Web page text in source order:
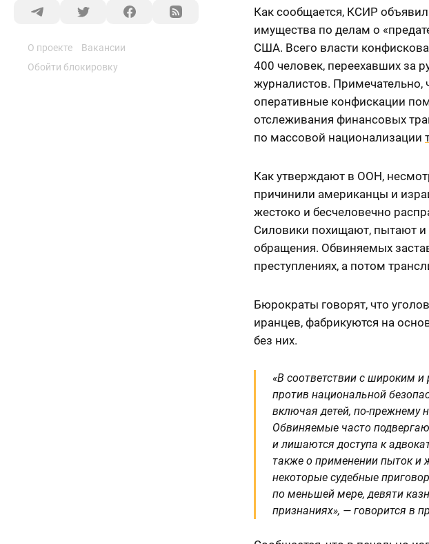
О проекте
Вакансии
Обойти блокировку
Как сообщается, КСИР
имущества по делам о
США. Всего власти
400 человек, переехавших за
журналистов. Примечательно,
оперативные конфискации
отслеживания финансовых
по массовой национализации
Как утверждают в ООН,
причинили американцы и
жестоко и бесчеловечно
Силовики похищают, пытают и
обращения. Обвиняемых
преступлениях, а потом
Бюрократы говорят, что
иранцев, фабрикуются на
без них.
«В соответствии с широким
против национальной
включая детей, по-прежнему
Обвиняемые часто
и лишаются доступа к
также о применении пыток и
некоторые судебные
по меньшей мере, девяти
признаниях», — говорится в